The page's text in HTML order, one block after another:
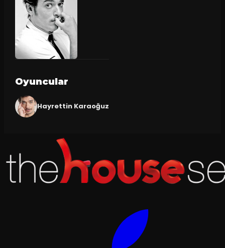
Oyuncular
Hayrettin Karaoğuz